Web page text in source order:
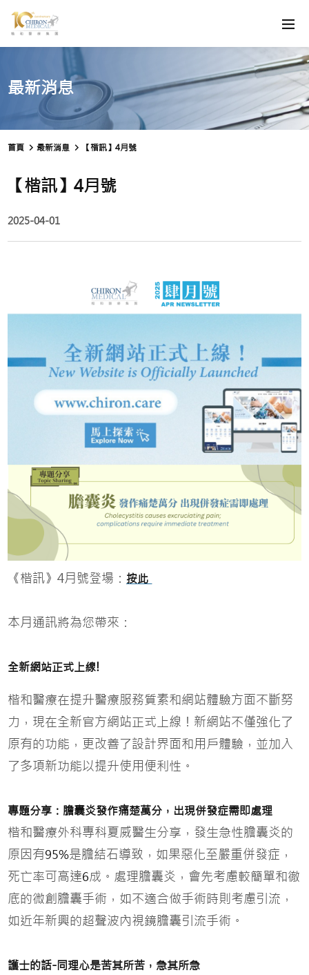
最新消息
首頁 最新消息 【楷訊】4月號
【楷訊】4月號
2025-04-01
《楷訊》4月號登場： 按此
本月通訊將為您帶來：
全新網站正式上線!
楷和醫療在提升醫療服務質素和網站體驗方面不斷努
力，現在全新官方網站正式上線！新網站不僅強化了
原有的功能，更改善了設計界面和用戶體驗，並加入
了多項新功能以提升使用便利性。
專題分享： 膽囊炎發作痛楚萬分，出現併發症需即處理
楷和醫療外科專科夏威醫生分享，發生急性膽囊炎的
原因有95%是膽結石導致，如果惡化至嚴重併發症，
死亡率可高達6成。處理膽囊炎，會先考慮較簡單和徹
底的微創膽囊手術，如不適合做手術時則考慮引流，
如近年新興的超聲波內視鏡膽囊引流手術。
護士的話-同理心是苦其所苦，急其所急